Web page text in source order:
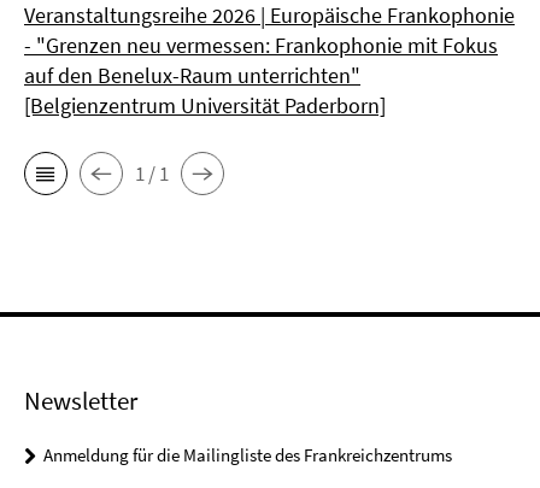
Veranstaltungsreihe 2026 | Europäische Frankophonie
- "Grenzen neu vermessen: Frankophonie mit Fokus
auf den Benelux-Raum unterrichten"
[Belgienzentrum Universität Paderborn]
1 / 1
Newsletter
Anmeldung für die Mailingliste des Frankreichzentrums